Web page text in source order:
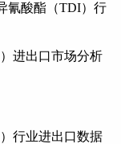
氰酸酯（TDI）行
进出口市场分析
行业进出口数据